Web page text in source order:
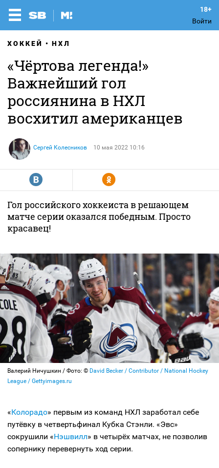
Войти
ХОККЕЙ НХЛ
«Чёртова легенда!»
Важнейший гол
россиянина в НХЛ
восхитил американцев
Сергей Колесников 10 мая 2022 10:16
R Y
Гол российского хоккеиста в решающем
матче серии оказался победным. Просто
красавец!
Валерий Ничушкин / Фото: © David Becker / Contributor / National Hockey
League / Gettyimages.ru
«Колорадо» первым из команд НХЛ заработал себе
путёвку в четвертьфинал Кубка Стэнли. «Эвс»
сокрушили «Нэшвилл» в четырёх матчах, не позволив
сопернику перевернуть ход серии.